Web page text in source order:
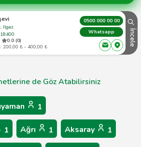
Ilgaz
0.0 (0)
200,00 ₺ - 400,00 ₺
0500 000 00 00
Whatsapp
İncele
de Göz Atabilirsiniz
1
1 Ağrı 1 Aksaray 1